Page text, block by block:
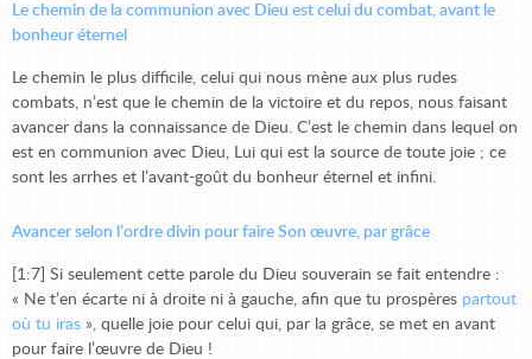
Le chemin de la communion avec Dieu est celui du combat, avant le
bonheur éternel
Le chemin le plus difficile, celui qui nous mène aux plus rudes
combats, n’est que le chemin de la victoire et du repos, nous faisant
avancer dans la connaissance de Dieu. C’est le chemin dans lequel on
est en communion avec Dieu, Lui qui est la source de toute joie ; ce
sont les arrhes et l’avant-goût du bonheur éternel et infini.
Avancer selon l’ordre divin pour faire Son œuvre, par grâce
[1:7] Si seulement cette parole du Dieu souverain se fait entendre :
« Ne t’en écarte ni à droite ni à gauche, afin que tu prospères partout
où tu iras », quelle joie pour celui qui, par la grâce, se met en avant
pour faire l’œuvre de Dieu !